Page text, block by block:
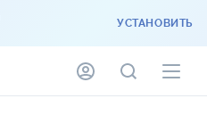
УСТАНОВИТЬ